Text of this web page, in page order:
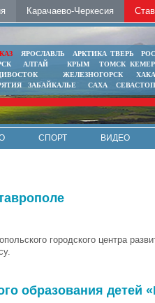
Карачаево-Черкесия
ЯРОСЛАВЛЬ АРКТИКА ТВЕРЬ
АЛТАЙ КРЫМ ТОМСК
ЖЕЛЕЗНОГОРСК
ЗАБАЙКАЛЬЕ САХА
СПОРТ ВИДЕО
городского центра
образования детей